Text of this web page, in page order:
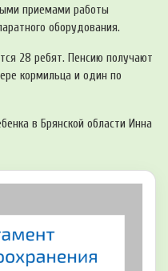
приемами работы
оборудования.
28 ребят. Пенсию получают
кормильца и один по
в Брянской области Инна